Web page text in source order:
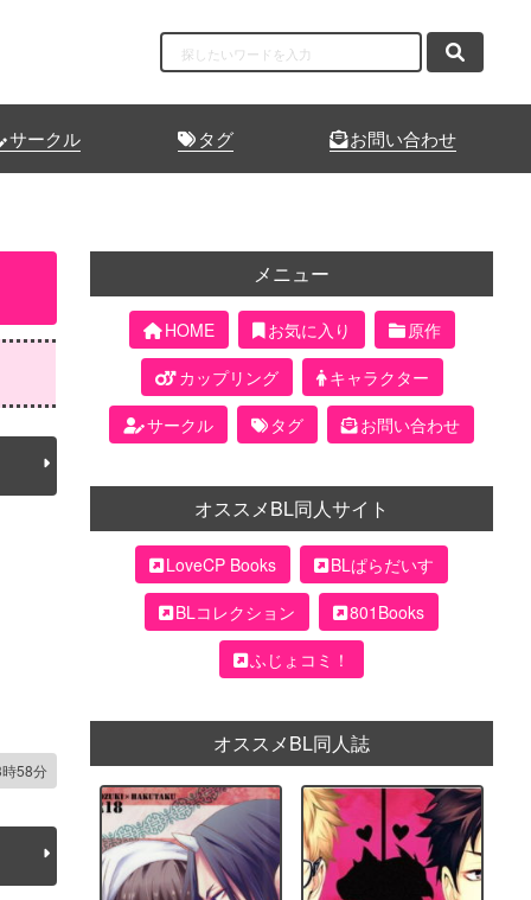
サークル タグ お問い合わせ
58分
メニュー
HOME お気に入り
原作
カップリング
キャラクター
サークル
タグ お問い合わせ
オススメBL同人サイト
LoveCP Books
BLぱらだいす
BLコレクション
801Books
ふじょコミ！
オススメBL同人誌